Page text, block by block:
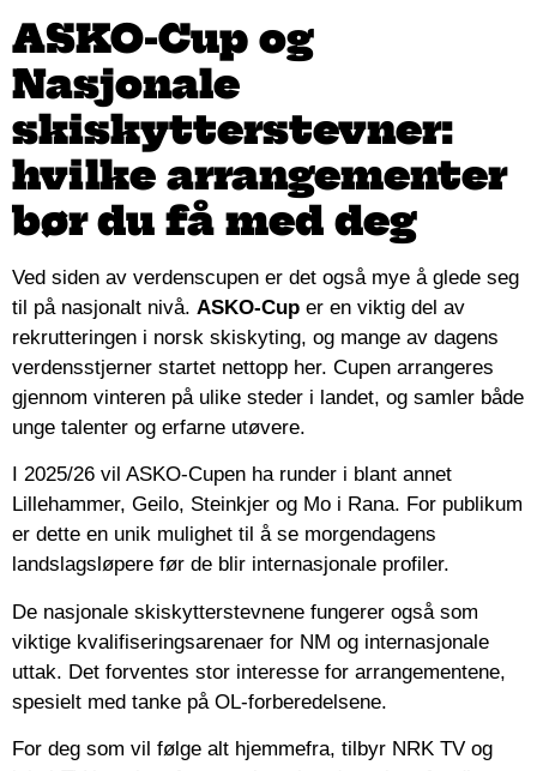
ASKO-Cup og
Nasjonale
skiskytterstevner:
hvilke arrangementer
bør du få med deg
Ved siden av verdenscupen er det også mye å glede seg
til på nasjonalt nivå. ASKO-Cup er en viktig del av
rekrutteringen i norsk skiskyting, og mange av dagens
verdensstjerner startet nettopp her. Cupen arrangeres
gjennom vinteren på ulike steder i landet, og samler både
unge talenter og erfarne utøvere.
I 2025/26 vil ASKO-Cupen ha runder i blant annet
Lillehammer, Geilo, Steinkjer og Mo i Rana. For publikum
er dette en unik mulighet til å se morgendagens
landslagsløpere før de blir internasjonale profiler.
De nasjonale skiskytterstevnene fungerer også som
viktige kvalifiseringsarenaer for NM og internasjonale
uttak. Det forventes stor interesse for arrangementene,
spesielt med tanke på OL-forberedelsene.
For deg som vil følge alt hjemmefra, tilbyr NRK TV og